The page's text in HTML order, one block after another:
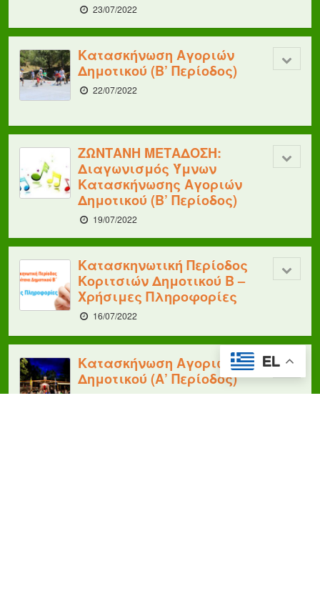
23/07/2022
Κατασκήνωση Αγοριών
Δημοτικού (Β’ Περίοδος)
22/07/2022
ΖΩΝΤΑΝΗ ΜΕΤΑΔΟΣΗ:
Διαγωνισμός Ύμνων
Κατασκήνωσης Αγοριών
Δημοτικού (Β’ Περίοδος)
19/07/2022
Κατασκηνωτική Περίοδος
Κοριτσιών Δημοτικού Β –
Χρήσιμες Πληροφορίες
16/07/2022
Κατασκήνωση Αγοριών
Δημοτικού (Α’ Περίοδος)
16/07/2022
EL